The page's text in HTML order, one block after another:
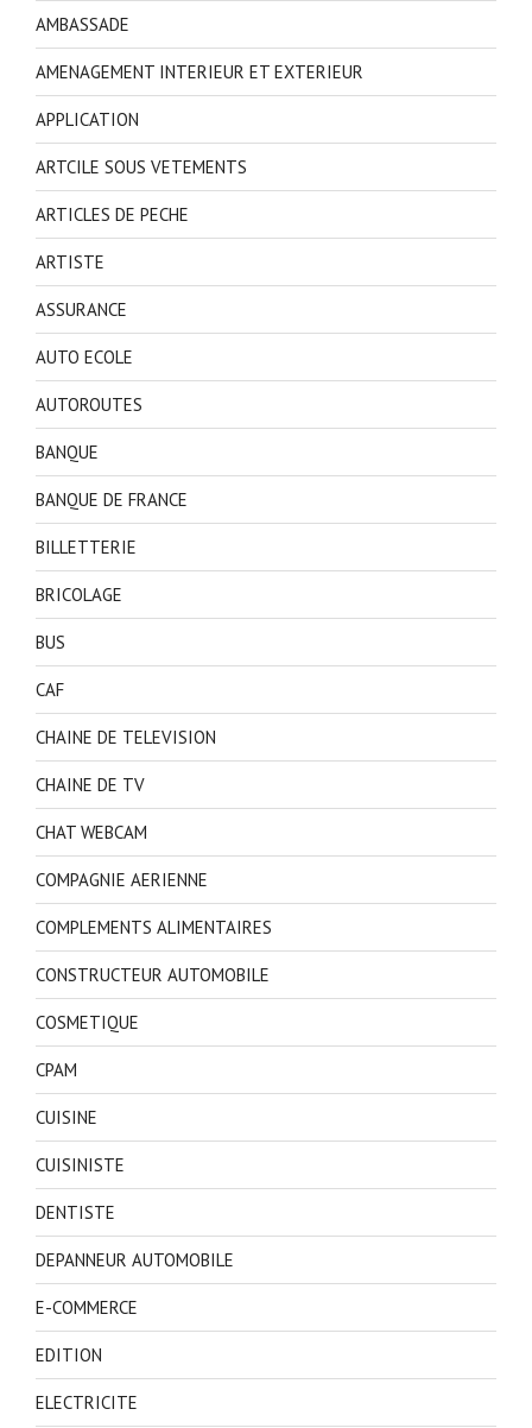
AMBASSADE
AMENAGEMENT INTERIEUR ET EXTERIEUR
APPLICATION
ARTCILE SOUS VETEMENTS
ARTICLES DE PECHE
ARTISTE
ASSURANCE
AUTO ECOLE
AUTOROUTES
BANQUE
BANQUE DE FRANCE
BILLETTERIE
BRICOLAGE
BUS
CAF
CHAINE DE TELEVISION
CHAINE DE TV
CHAT WEBCAM
COMPAGNIE AERIENNE
COMPLEMENTS ALIMENTAIRES
CONSTRUCTEUR AUTOMOBILE
COSMETIQUE
CPAM
CUISINE
CUISINISTE
DENTISTE
DEPANNEUR AUTOMOBILE
E-COMMERCE
EDITION
ELECTRICITE